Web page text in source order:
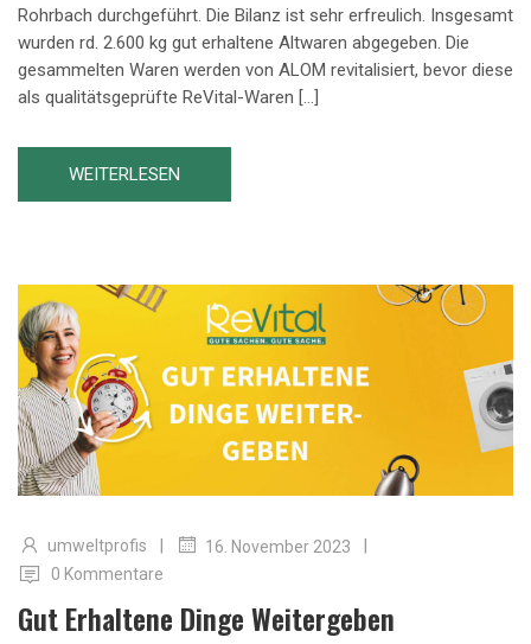
Rohrbach durchgeführt. Die Bilanz ist sehr erfreulich. Insgesamt
wurden rd. 2.600 kg gut erhaltene Altwaren abgegeben. Die
gesammelten Waren werden von ALOM revitalisiert, bevor diese
als qualitätsgeprüfte ReVital-Waren […]
WEITERLESEN
umweltprofis 16. November 2023
0 Kommentare
Gut Erhaltene Dinge Weitergeben